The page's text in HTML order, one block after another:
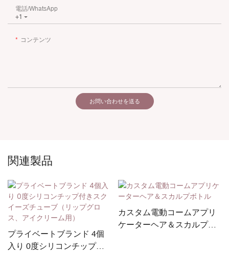
+1
電話/WhatsApp
コンテンツ
お問い合わせを送る
関連製品
プライベートブランド 4個
入り 0度シリコンチップ付
カスタム電動コームアプリ
ケーターヘア＆スカルプボ